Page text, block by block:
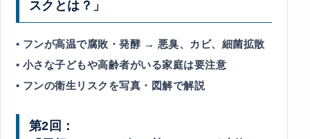
スクとは？」
• フンが高温で腐敗・発酵 → 悪臭、カビ、細菌拡散
• 小さな子どもや高齢者がいる家庭は要注意
• フンの衛生リスクを写真・図解で解説
第2回：